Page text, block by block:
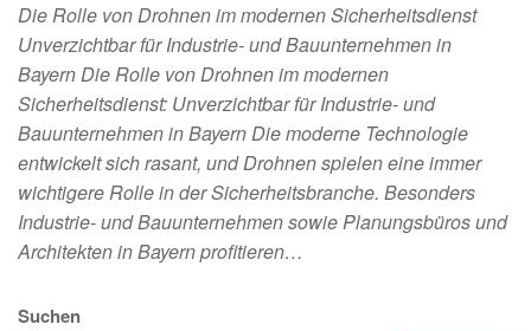
Die Rolle von Drohnen im modernen Sicherheitsdienst
Unverzichtbar für Industrie- und Bauunternehmen in
Bayern Die Rolle von Drohnen im modernen
Sicherheitsdienst: Unverzichtbar für Industrie- und
Bauunternehmen in Bayern Die moderne Technologie
entwickelt sich rasant, und Drohnen spielen eine immer
wichtigere Rolle in der Sicherheitsbranche. Besonders
Industrie- und Bauunternehmen sowie Planungsbüros und
Architekten in Bayern profitieren…
Suchen